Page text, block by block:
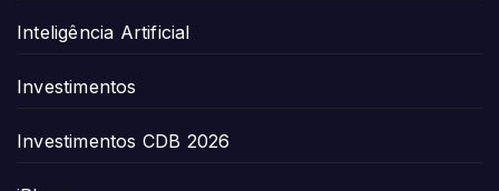
Inteligência Artificial
Investimentos
Investimentos CDB 2026